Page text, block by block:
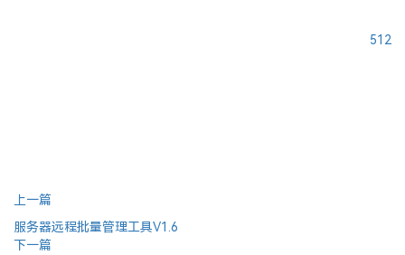
512
上一篇
服务器远程批量管理工具V1.6
下一篇